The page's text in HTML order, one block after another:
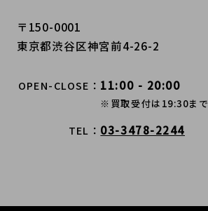
〒150-0001
東京都渋谷区神宮前4-26-2
OPEN-CLOSE 11:00 - 20:00
※買取受付は19:30まで
TEL 03-3478-2244